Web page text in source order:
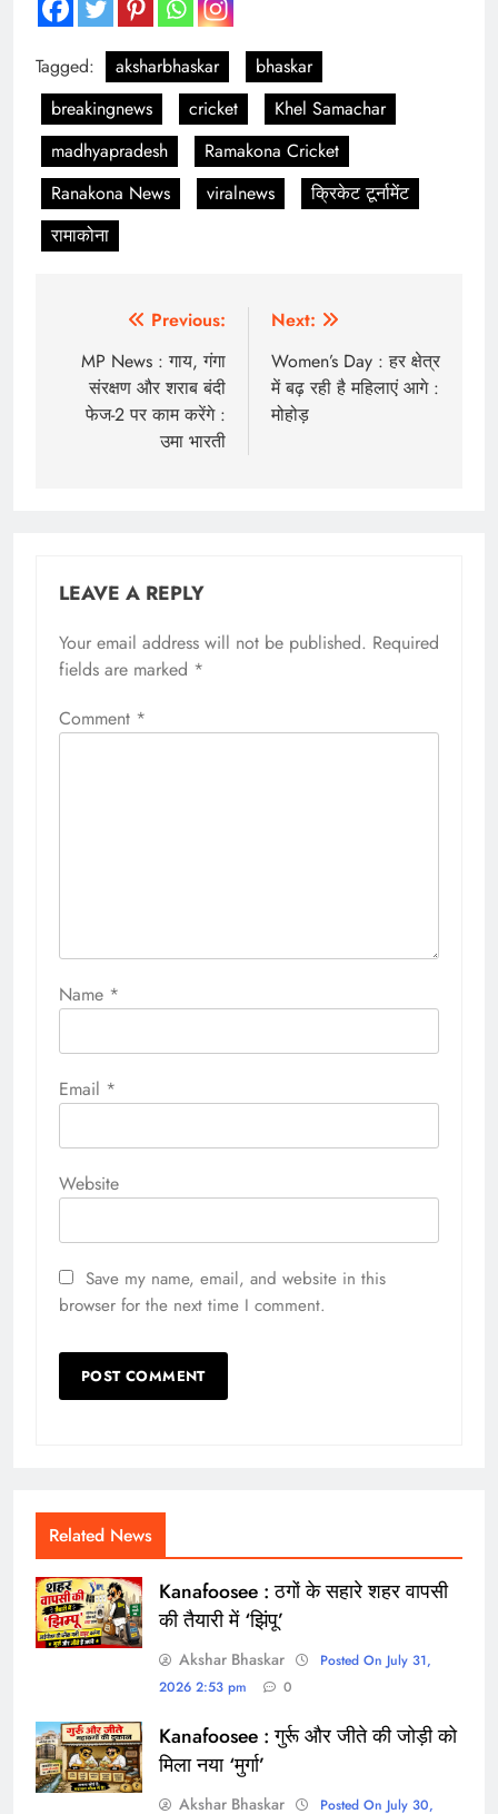
Tagged: aksharbhaskar
bhaskar
breakingnews
cricket
Khel Samachar
madhyapradesh
Ramakona Cricket
Ranakona News
viralnews
क्रिकेट टूर्नामेंट
रामाकोना
navigation
Previous:
MP News : गाय, गंगा
संरक्षण और शराब बंदी
फेज-2 पर काम करेंगे :
उमा भारती
Next:
Women’s Day : हर क्षेत्र
में बढ़ रही है महिलाएं आगे :
मोहोड़
LEAVE A REPLY
Your email address will not be published. Required
fields are marked *
Comment *
Name *
Email *
Website
Save my name, email, and website in this
browser for the next time I comment.
Related News
Kanafoosee : ठगों के सहारे शहर वापसी
की तैयारी में ‘झिंपू’
Akshar Bhaskar
Posted On July 31,
2026 2:53 pm
0
Kanafoosee : गुर्रू और जीते की जोड़ी को
मिला नया ‘मुर्गा’
Akshar Bhaskar Posted On July 30,